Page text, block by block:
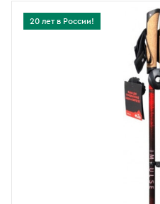
20 лет в России!